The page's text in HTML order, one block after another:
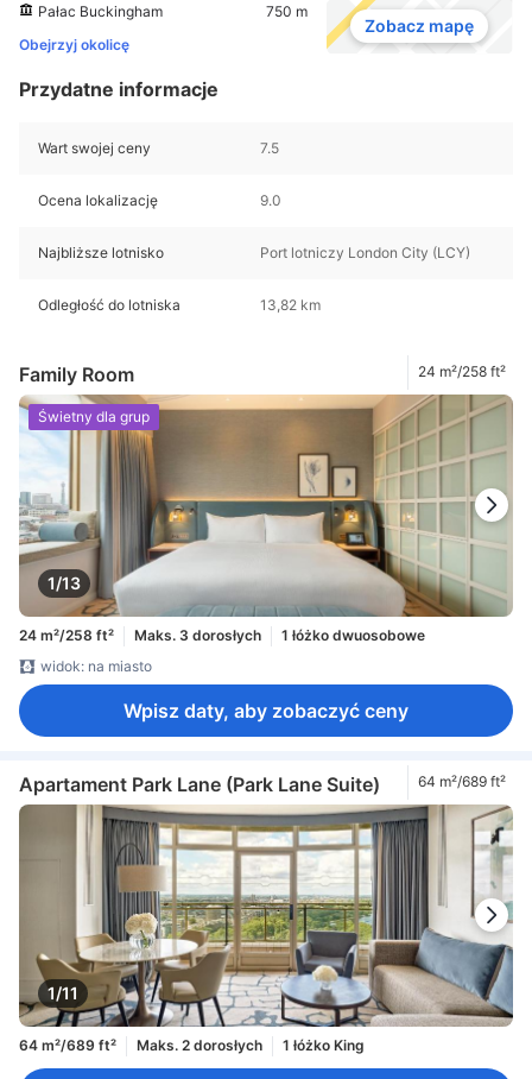
Pałac Buckingham
750 m
Obejrzyj okolicę
Zobacz mapę
Przydatne informacje
Wart swojej ceny 7.5
Ocena lokalizację 9.0
Najbliższe lotnisko Port lotniczy London City (LCY)
Odległość do lotniska 13,82 km
Family Room 24 m²/258 ft²
1/13
Świetny dla grup
24 m²/258 ft² Maks. 3 dorosłych
1 łóżko dwuosobowe
widok: na miasto
Wpisz daty, aby zobaczyć ceny
Apartament Park Lane (Park Lane Suite) 64 m²/689 ft²
1/11
64 m²/689 ft² Maks. 2 dorosłych 1 łóżko King